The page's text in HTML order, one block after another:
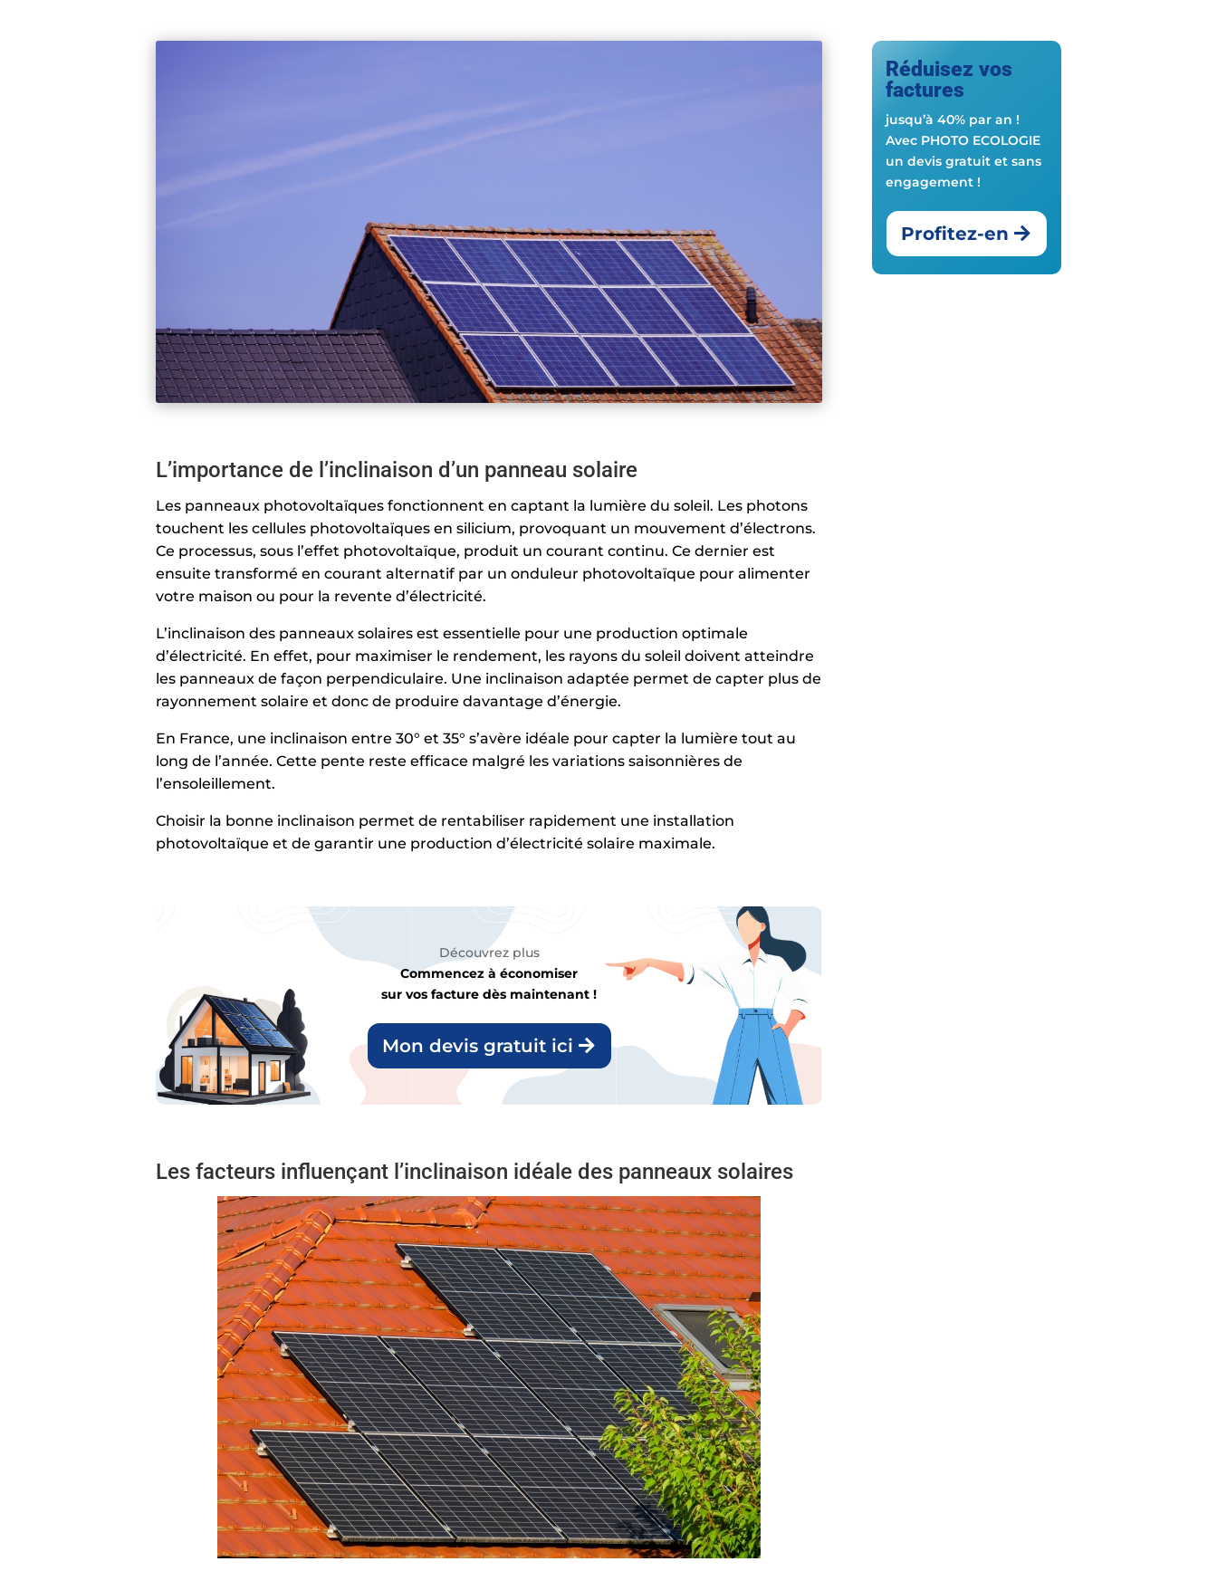
L’importance de l’inclinaison d’un panneau solaire
Les panneaux photovoltaïques fonctionnent en captant la lumière du soleil. Les photons
touchent les cellules photovoltaïques en silicium, provoquant un mouvement d’électrons.
Ce processus, sous l’effet photovoltaïque, produit un courant continu. Ce dernier est
ensuite transformé en courant alternatif par un onduleur photovoltaïque pour alimenter
votre maison ou pour la revente d’électricité.
L’inclinaison des panneaux solaires est essentielle pour une production optimale
d’électricité. En effet, pour maximiser le rendement, les rayons du soleil doivent atteindre
les panneaux de façon perpendiculaire. Une inclinaison adaptée permet de capter plus de
rayonnement solaire et donc de produire davantage d’énergie.
En France, une inclinaison entre 30° et 35° s’avère idéale pour capter la lumière tout au
long de l’année. Cette pente reste efficace malgré les variations saisonnières de
l’ensoleillement.
Choisir la bonne inclinaison permet de rentabiliser rapidement une installation
photovoltaïque et de garantir une production d’électricité solaire maximale.
Découvrez plus
Commencez à économiser
sur vos facture dès maintenant !
Mon devis gratuit ici
Les facteurs influençant l’inclinaison idéale des panneaux solaires
Réduisez vos
factures
jusqu’à 40% par an !
Avec PHOTO ECOLOGIE
un devis gratuit et sans
engagement !
Profitez-en